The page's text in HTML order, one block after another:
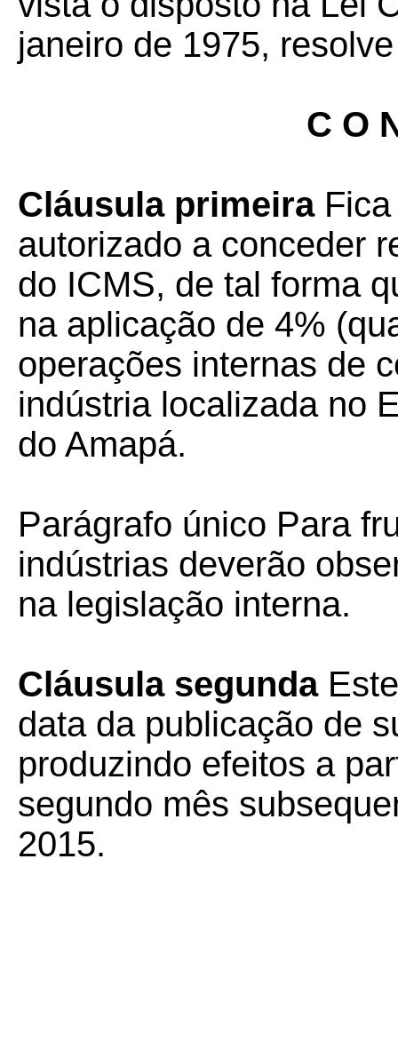
janeiro de 1975,
C O
Cláusula primeiraFica
autorizado a conceder
do ICMS, de tal forma
na aplicação de 4%
operações internas de
indústria localizada no
do Amapá.
Parágrafo único Para
indústrias deverão
na legislação interna.
Cláusula segunda
data da publicação de
produzindo efeitos a
segundo mês
2015.